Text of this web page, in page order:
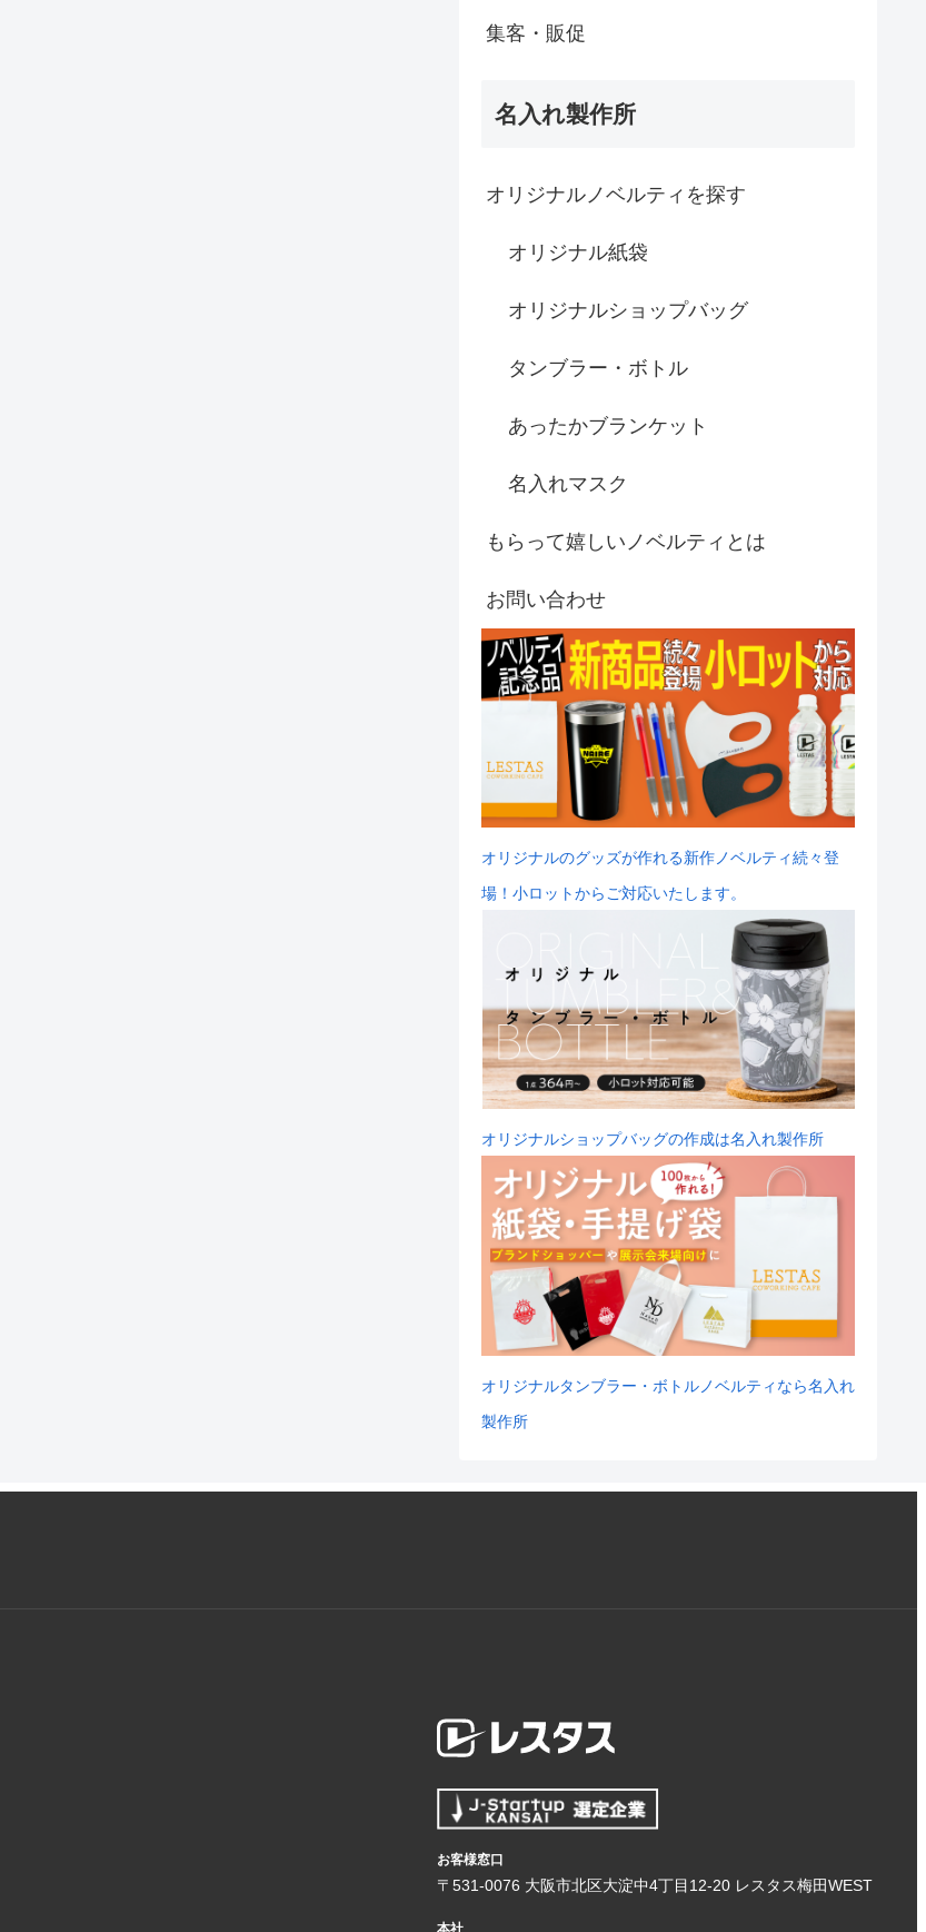
集客・販促
名入れ製作所
オリジナルノベルティを探す
オリジナル紙袋
オリジナルショップバッグ
タンブラー・ボトル
あったかブランケット
名入れマスク
もらって嬉しいノベルティとは
お問い合わせ
オリジナルのグッズが作れる新作ノベルティ続々登
場！小ロットからご対応いたします。
オリジナルショップバッグの作成は名入れ製作所
オリジナルタンブラー・ボトルノベルティなら名入れ
製作所
お客様窓口
〒531-0076 大阪市北区大淀中4丁目12-20 レスタス梅田WEST